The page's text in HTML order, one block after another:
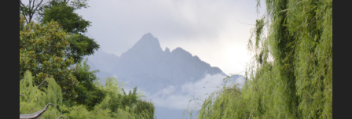
LANGE
HERMANN